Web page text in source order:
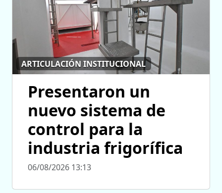
ARTICULACIÓN INSTITUCIONAL
Presentaron un
nuevo sistema de
control para la
industria frigorífica
06/08/2026 13:13